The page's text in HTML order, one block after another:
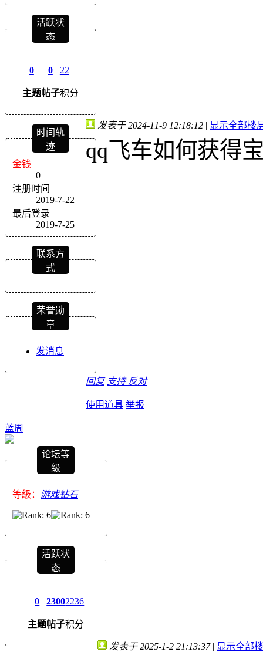
活跃状
态
0
主题
0
帖子
22
积分
时间轨
迹
金钱
0
注册时间
2019-7-22
最后登录
2019-7-25
联系方
式
荣誉勋
章
发消息
发表于 2024-11-9 12:18:12 | 显示全部楼
qq飞车如何获得
回复 支持 反对
使用道具 举报
蓝周
论坛等
级
等級： 游戏钻石
活跃状
态
0
主题
2300
帖子
2236
积分
发表于 2025-1-2 21:13:37 | 显示全部